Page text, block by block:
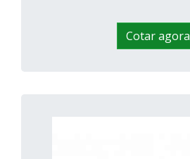
Cotar agora